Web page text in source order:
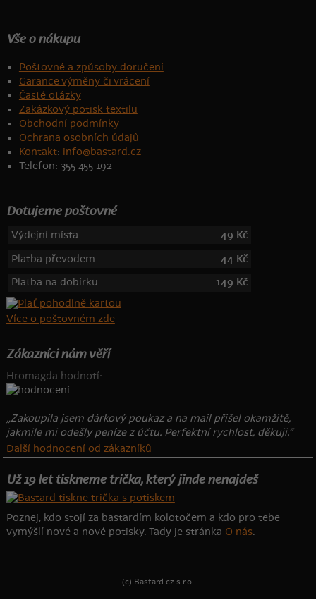
Vše o nákupu
Poštovné a způsoby doručení
Garance výměny či vrácení
Časté otázky
Zakázkový potisk textilu
Obchodní podmínky
Ochrana osobních údajů
Kontakt: info@bastard.cz
Telefon: 355 455 192
Dotujeme poštovné
Výdejní místa
49 Kč
Platba převodem
44 Kč
Platba na dobírku
149 Kč
Více o poštovném zde
Zákazníci nám věří
Hromagda hodnotí:
„Zakoupila jsem dárkový poukaz a na mail přišel okamžitě,
jakmile mi odešly peníze z účtu. Perfektní rychlost, děkuji.“
Další hodnocení od zákazníků
Už 19 let tiskneme trička, který jinde nenajdeš
Poznej, kdo stojí za bastardím kolotočem a kdo pro tebe
vymýšlí nové a nové potisky. Tady je stránka O nás.
(c) Bastard.cz s.r.o.